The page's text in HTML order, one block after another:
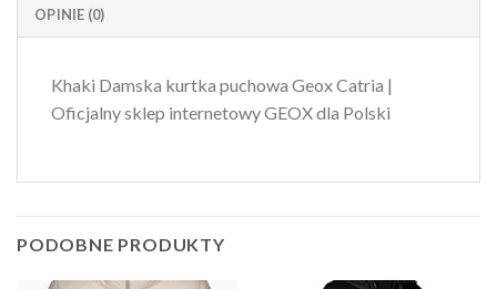
OPINIE (0)
Khaki Damska kurtka puchowa Geox Catria |
Oficjalny sklep internetowy GEOX dla Polski
PODOBNE PRODUKTY